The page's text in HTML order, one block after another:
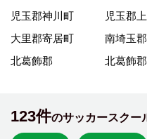
児玉郡神川町
児玉郡
大里郡寄居町
南埼玉郡
北葛飾郡
北葛飾
123件のサッカースクー